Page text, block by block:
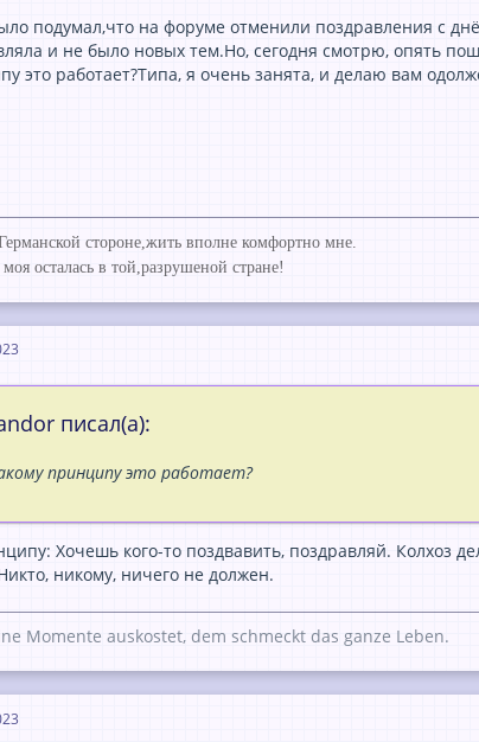
подумал,что на форуме отменили поздравления с
и не было новых тем.Но, сегодня смотрю, опять
это работает?Типа, я очень занята, и делаю вам
стороне,жить вполне комфортно мне.
осталась в той,разрушеной стране!
писал(а):
принципу это работает?
Хочешь кого-то поздвавить, поздравляй. Колхоз
никому, ничего не должен.
Momente auskostet, dem schmeckt das ganze Leben.